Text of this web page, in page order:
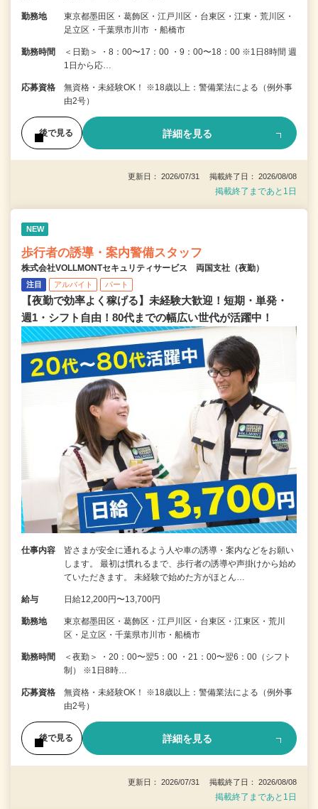
勤務地
東京都墨田区・葛飾区・江戸川区・台東区・江東・荒川区・
足立区・千葉県市川市 ・船橋市
勤務時間
＜日勤＞ ・8：00〜17：00 ・9：00〜18：00 ※1日8時間 週
1日から応…
応募資格
無資格・未経験OK！ ※18歳以上：警備業法による（例外事
由2号）
後で見る 詳細を見る
更新日： 2026/07/31 掲載終了日： 2026/08/08
掲載終了まであと1日
NEW
歩行者の誘導・案内警備スタッフ
株式会社VOLLMONTセキュリティサービス 両国支社（夜勤）
注目 アルバイト パート
【夜勤で効率よく稼げる】未経験大歓迎！短期・単発・
週1・シフト自由！80代までの幅広い世代が活躍中！
仕事内容
皆さまが安全に通れるよう人や車の誘導・案内などをお願い
します。 最初は慣れるまで、歩行者の誘導や声掛けから始め
ていただきます。 未経験で始めた方がほとん…
給与 日給12,200円〜13,700円
勤務地
東京都墨田区・葛飾区・江戸川区・台東区・江東区・荒川
区・足立区・千葉県市川市・船橋市
勤務時間
＜夜勤＞ ・20：00〜翌5：00 ・21：00〜翌6：00（シフト
制） ※1日8時…
応募資格
無資格・未経験OK！ ※18歳以上：警備業法による（例外事
由2号）
後で見る 詳細を見る
更新日： 2026/07/31 掲載終了日： 2026/08/08
掲載終了まであと1日